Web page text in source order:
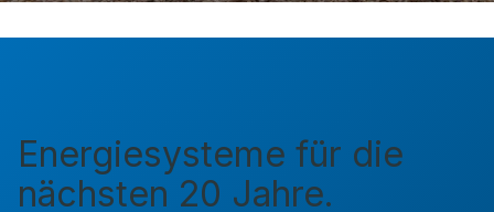
Energiesysteme für die
nächsten 20 Jahre.